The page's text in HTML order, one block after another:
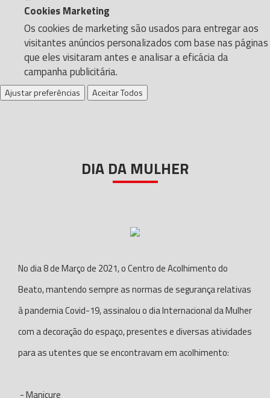
Cookies Marketing
Os cookies de marketing são usados para entregar aos
visitantes anúncios personalizados com base nas páginas
que eles visitaram antes e analisar a eficácia da
campanha publicitária.
Ajustar preferências Aceitar Todos
DIA DA MULHER
No dia 8 de Março de 2021, o Centro de Acolhimento do
Beato, mantendo sempre as normas de segurança relativas
à pandemia Covid-19, assinalou o dia Internacional da Mulher
com a decoração do espaço, presentes e diversas atividades
para as utentes que se encontravam em acolhimento:
- Manicure